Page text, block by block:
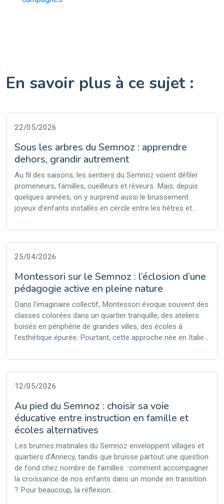
En savoir plus à ce sujet :
22/05/2026
Sous les arbres du Semnoz : apprendre
dehors, grandir autrement
Au fil des saisons, les sentiers du Semnoz voient défiler
promeneurs, familles, cueilleurs et rêveurs. Mais, depuis
quelques années, on y surprend aussi le bruissement
joyeux d’enfants installés en cercle entre les hêtres et...
25/04/2026
Montessori sur le Semnoz : l’éclosion d’une
pédagogie active en pleine nature
Dans l’imaginaire collectif, Montessori évoque souvent des
classes colorées dans un quartier tranquille, des ateliers
boisés en périphérie de grandes villes, des écoles à
l’esthétique épurée. Pourtant, cette approche née en Italie...
12/05/2026
Au pied du Semnoz : choisir sa voie
éducative entre instruction en famille et
écoles alternatives
Les brumes matinales du Semnoz enveloppent villages et
quartiers d’Annecy, tandis que bruisse partout une question
de fond chez nombre de familles : comment accompagner
la croissance de nos enfants dans un monde en transition
? Pour beaucoup, la réflexion...